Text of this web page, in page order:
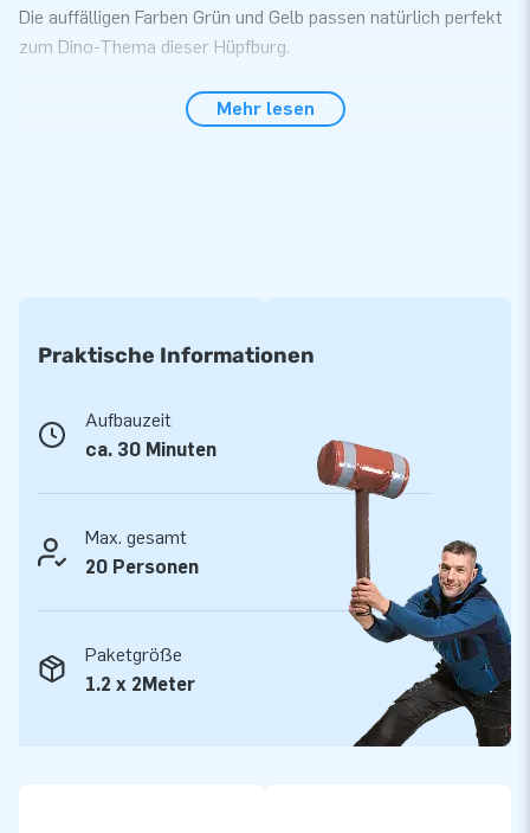
Die auffälligen Farben Grün und Gelb passen natürlich perfekt
zum Dino-Thema dieser Hüpfburg.
Hochwertige Hüpfburg
geliefert.
Service
Bei JB Hüpfburg arbeiten wir nur mit den besten Leuten und
Materialien. Unser professionelles Mitarbeiterteam setzt
alles daran, das perfekte Produkt für Sie herzustellen und
Ihnen den besten Service zu bieten. Darüber hinaus haben alle
unsere Hüpfburgen eine Garantie auf Material und
Verarbeitung. Sollte mal etwas kaputt gehen, sorgen wir
dafür, dass Ihre aufblasbare Hüpfburg im Handumdrehen
wieder allen die Show stiehlt.
Mehr lesen
Praktische Informationen
Aufbauzeit
ca. 30 Minuten
Max. gesamt
20 Personen
Paketgröße
1.2 x 2Meter